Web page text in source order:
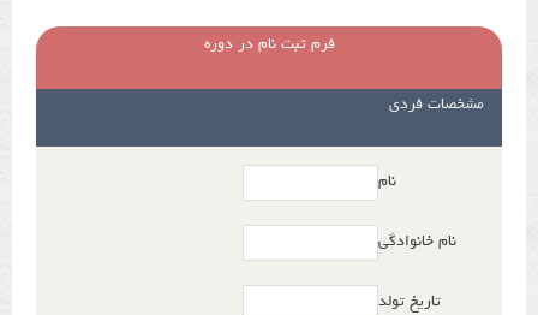
فرم ثبت نام در دوره
مشخصات فردی
نام
نام خانوادگی
تاریخ تولد